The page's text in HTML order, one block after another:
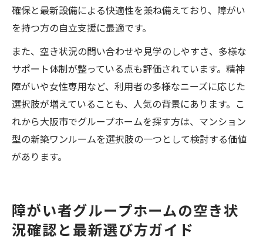
確保と最新設備による快適性を兼ね備えており、障がい
を持つ方の自立支援に最適です。
また、空き状況の問い合わせや見学のしやすさ、多様な
サポート体制が整っている点も評価されています。精神
障がいや女性専用など、利用者の多様なニーズに応じた
選択肢が増えていることも、人気の背景にあります。こ
れから大阪市でグループホームを探す方は、マンション
型の新築ワンルームを選択肢の一つとして検討する価値
があります。
障がい者グループホームの空き状
況確認と最新選び方ガイド